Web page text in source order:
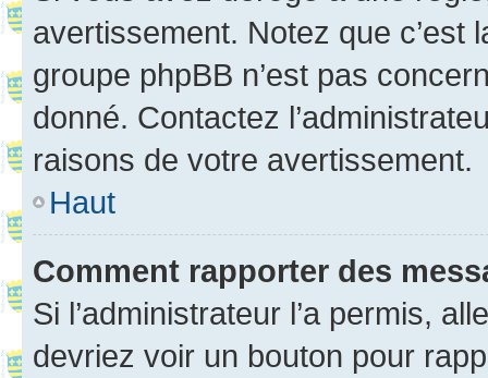
avertissement. Notez que c’est
groupe phpBB n’est pas
donné. Contactez
raisons de votre avertissement.
Haut
Comment rapporter des
Si l’administrateur l’a permis,
devriez voir un bouton pour